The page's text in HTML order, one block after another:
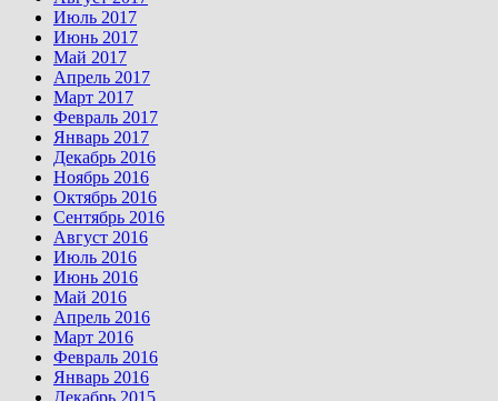
Июль 2017
Июнь 2017
Май 2017
Апрель 2017
Март 2017
Февраль 2017
Январь 2017
Декабрь 2016
Ноябрь 2016
Октябрь 2016
Сентябрь 2016
Август 2016
Июль 2016
Июнь 2016
Май 2016
Апрель 2016
Март 2016
Февраль 2016
Январь 2016
Декабрь 2015